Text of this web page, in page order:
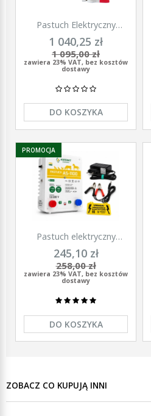
Pastuch Elektryczny
Elektryzator uniwersalny
Pomelac AS-7900 7,9 Jula
1 040,25 zł
1 095,00 zł
zawiera 23% VAT, bez kosztów
dostawy
DO KOSZYKA
Pastuch elektryczny
polski elektryzator
uniwersalny Agronet AS-
1100 12V/230
245,10 zł
258,00 zł
zawiera 23% VAT, bez kosztów
dostawy
DO KOSZYKA
PROMOCJA
ZOBACZ CO KUPUJĄ INNI